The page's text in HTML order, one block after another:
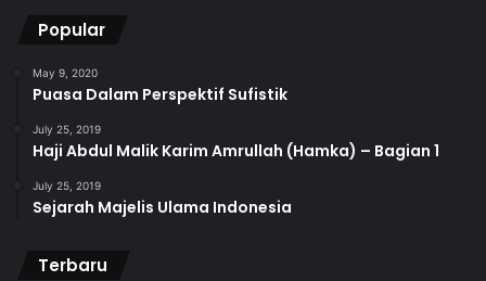
Popular
May 9, 2020
Puasa Dalam Perspektif Sufistik
July 25, 2019
Haji Abdul Malik Karim Amrullah (Hamka) – Bagian 1
July 25, 2019
Sejarah Majelis Ulama Indonesia
Terbaru